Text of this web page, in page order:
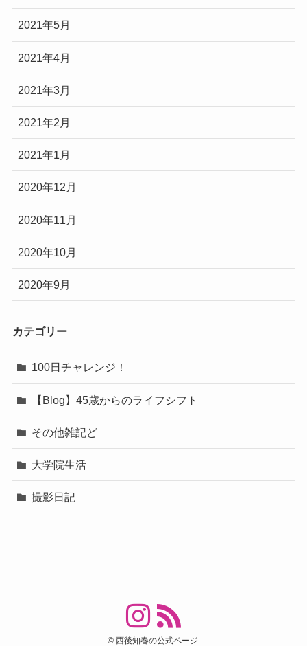
2021年5月
2021年4月
2021年3月
2021年2月
2021年1月
2020年12月
2020年11月
2020年10月
2020年9月
カテゴリー
100日チャレンジ！
【Blog】45歳からのライフシフト
その他雑記ど
大学院生活
撮影日記
©西後知春の公式ページ.